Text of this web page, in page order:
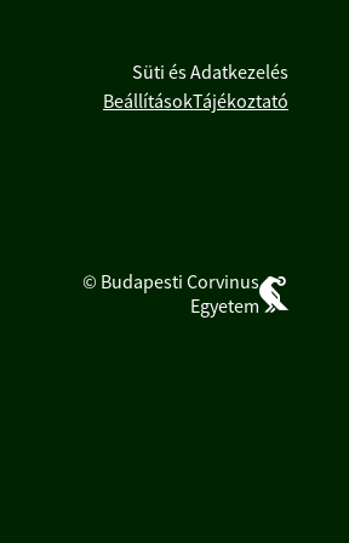
Süti és Adatkezelés
BeállításokTájékoztató
© Budapesti Corvinus
Egyetem